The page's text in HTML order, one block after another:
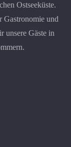
Ostseeküste.
Gastronomie und
unsere Gäste in